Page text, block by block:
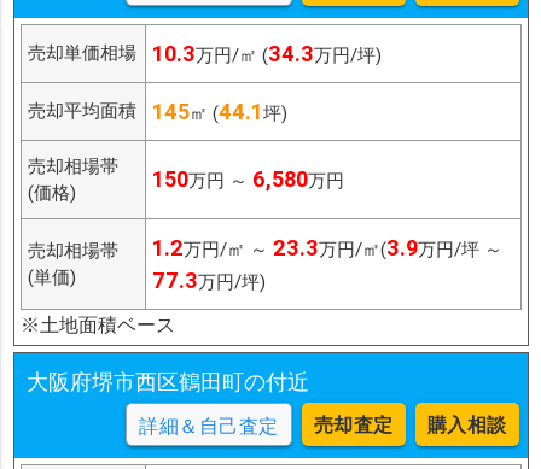
売却単価相場 10.3万円/㎡ (34.3万円/坪)
売却平均面積 145㎡ (44.1坪)
売却相場帯
(価格)
150万円 ～ 6,580万円
売却相場帯
(単価)
1.2万円/㎡ ～ 23.3万円/㎡(3.9万円/坪 ～
77.3万円/坪)
※土地面積ベース
大阪府堺市西区鶴田町の付近
詳細＆自己査定 売却査定 購入相談